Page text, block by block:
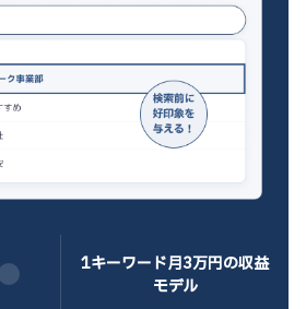
1キーワード月3万円の収益
モデル